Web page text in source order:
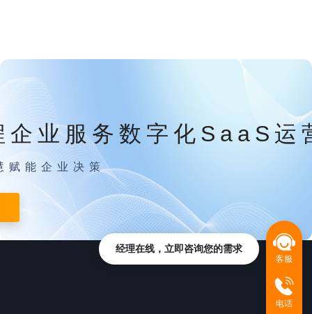
企业服务数字化SaaS运
赋能企业决策
客服
电话
经理在线，立即咨询您的需求